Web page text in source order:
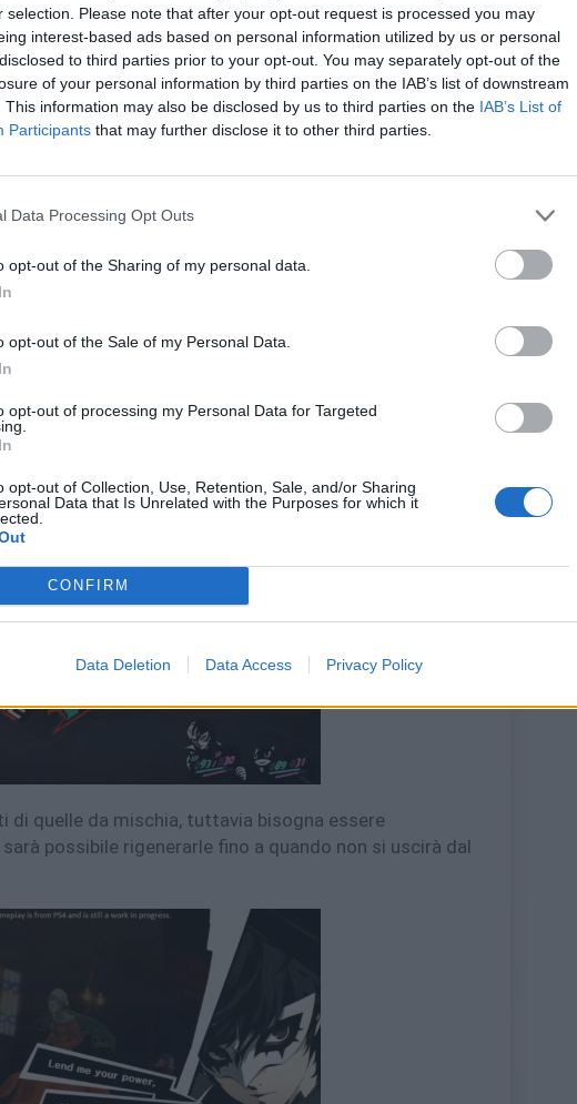
selection. Please note that after your opt-out request is processed you may
interest-based ads based on personal information utilized by us or personal
to third parties prior to your opt-out. You may separately opt-out of the
of your personal information by third parties on the IAB’s list of downstream
This information may also be disclosed by us to third parties on the IAB’s List of
Participants that may further disclose it to other third parties.
Data Processing Opt Outs
opt-out of the Sharing of my personal data.
opt-out of the Sale of my Personal Data.
opt-out of processing my Personal Data for Targeted
opt-out of Collection, Use, Retention, Sale, and/or Sharing
Data that Is Unrelated with the Purposes for which it
CONFIRM
Data Deletion Data Access Privacy Policy
Third Eye“. Esso permetterà al nostro ladro di scovare
può notare dalle immagini, tutto ciò con cui è possibile
vasi dove trovare nuovi oggetti, oppure notare la
inosservate.
nei primi 2 (3 con l’Eternal Punishment) titoli
ovvero: l
quelle da mischia, tuttavia bisogna essere
possibile rigenerarle fino a quando non si uscirà dal